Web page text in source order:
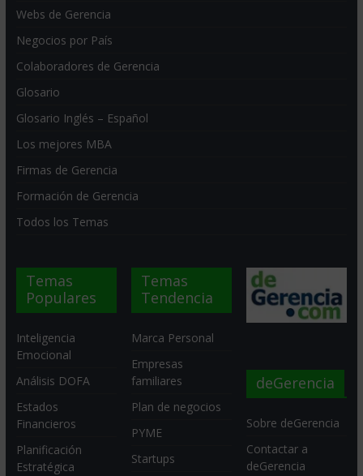
Webs de Gerencia
Negocios por País
Colaboradores de Gerencia
Glosario
Glosario Inglés – Español
Los mejores MBA
Firmas de Gerencia
Formación de Gerencia
Todos los Temas
Temas
Populares
Inteligencia
Emocional
Análisis DOFA
Estados
Financieros
Planificación
Estratégica
Temas
Tendencia
Marca Personal
Empresas
familiares
Plan de negocios
PYME
Startups
deGerencia
Sobre deGerencia
Contactar a
deGerencia